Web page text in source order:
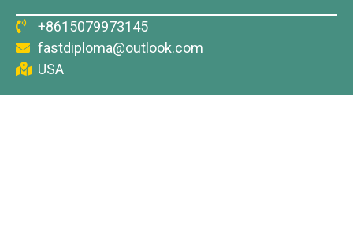
+8615079973145
fastdiploma@outlook.com
USA